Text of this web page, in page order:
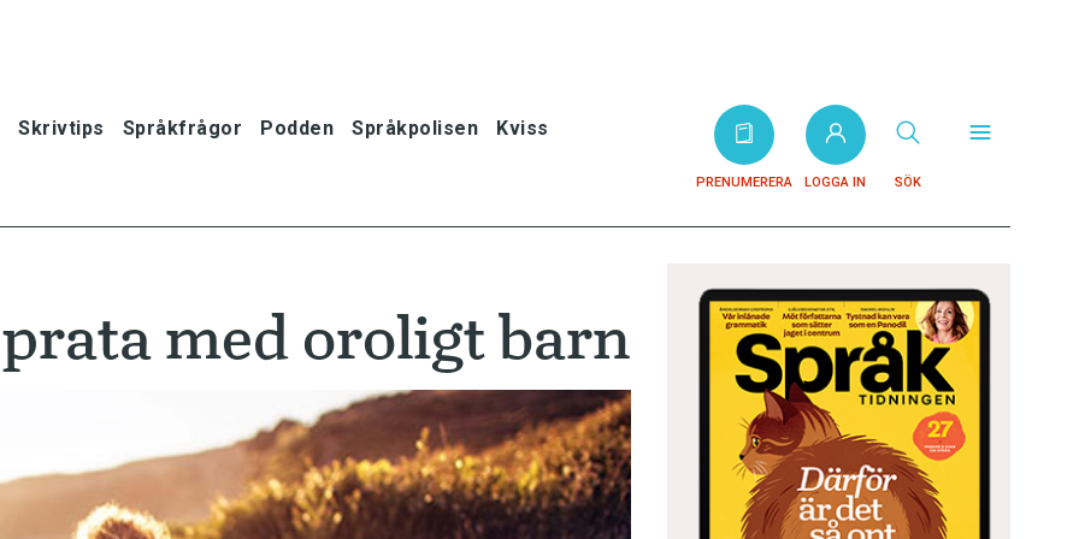
Skrivtips Språkfrågor Podden Språkpolisen Kviss
PRENUMERERA LOGGA IN SÖK
med oroligt barn